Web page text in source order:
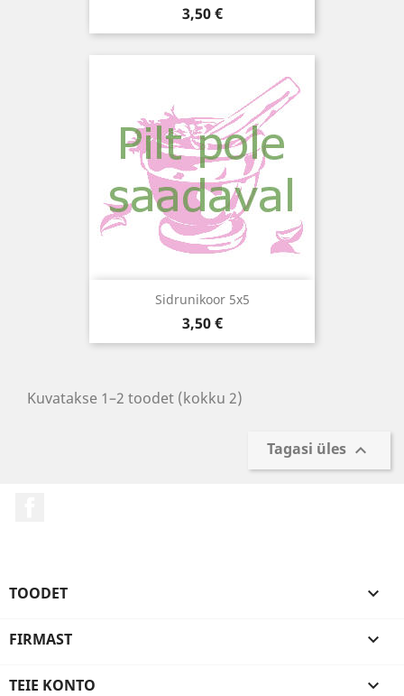
Hind
3,50 €
Sidrunikoor 5x5
Hind
3,50 €
Kuvatakse 1–2 toodet (kokku 2)
Tagasi üles 
TOODET 
FIRMAST 
TEIE KONTO 